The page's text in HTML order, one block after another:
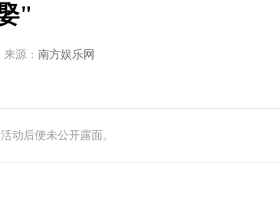
"
来源： 南方娱乐网
动后便未公开露面。